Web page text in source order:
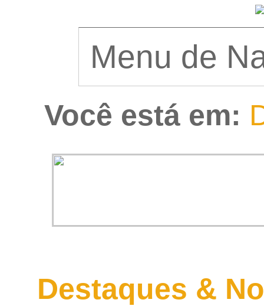
Você está em:
Destaques &